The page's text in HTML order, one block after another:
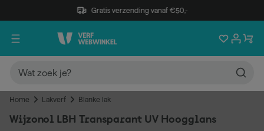
Gratis verzending vanaf €50,-
Home Lakverf Blanke lak
Wijzonol LBH Transparant UV Hoogglans